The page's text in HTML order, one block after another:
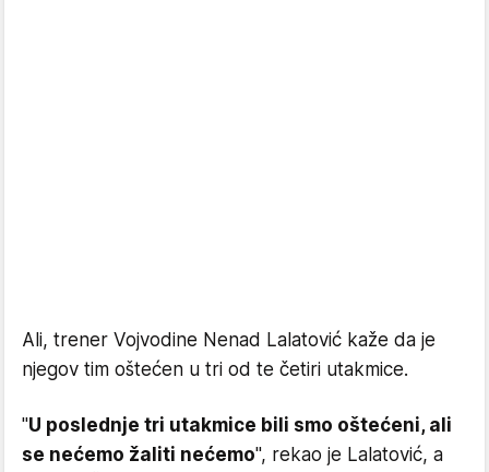
Ali, trener Vojvodine Nenad Lalatović kaže da je
njegov tim oštećen u tri od te četiri utakmice.
"U poslednje tri utakmice bili smo oštećeni, ali
se nećemo žaliti nećemo", rekao je Lalatović, a